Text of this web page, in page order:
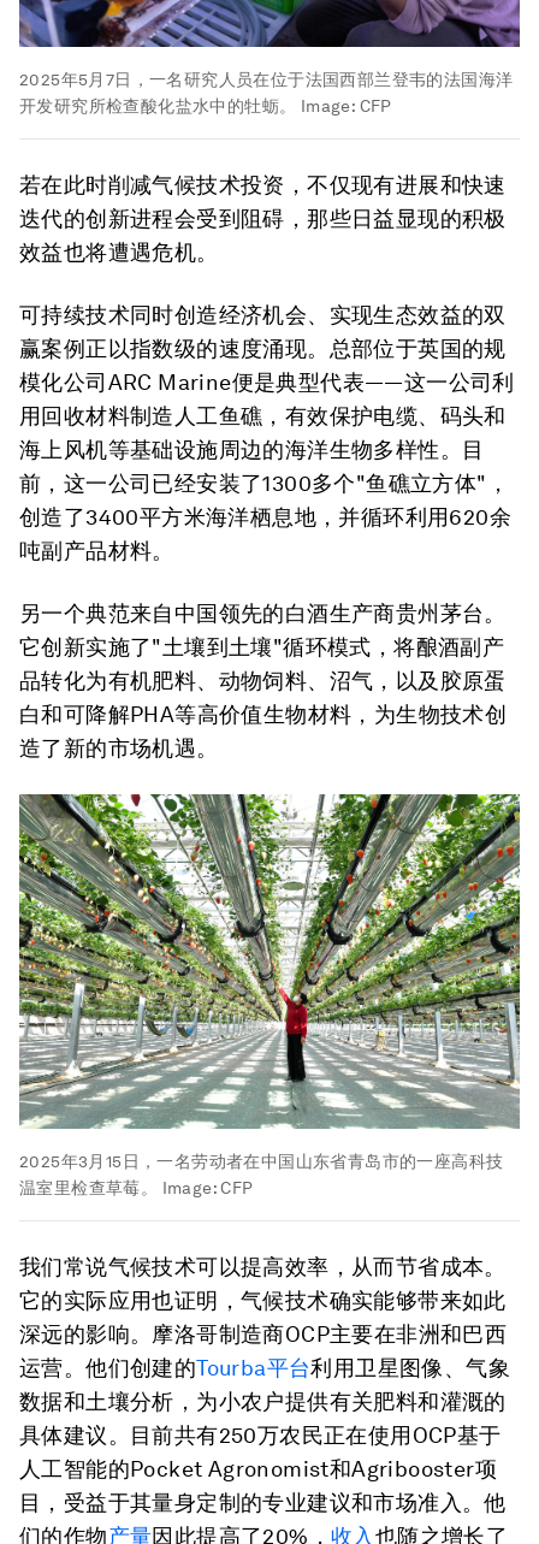
2025年5月7日，一名研究人员在位于法国西部兰登韦的法国海洋
开发研究所检查酸化盐水中的牡蛎。
Image: CFP
若在此时削减气候技术投资，不仅现有进展和快速
迭代的创新进程会受到阻碍，那些日益显现的积极
效益也将遭遇危机。
可持续技术同时创造经济机会、实现生态效益的双
赢案例正以指数级的速度涌现。总部位于英国的规
模化公司ARC Marine便是典型代表——这一公司利
用回收材料制造人工鱼礁，有效保护电缆、码头和
海上风机等基础设施周边的海洋生物多样性。目
前，这一公司已经安装了1300多个"鱼礁立方体"，
创造了3400平方米海洋栖息地，并循环利用620余
吨副产品材料。
另一个典范来自中国领先的白酒生产商贵州茅台。
它创新实施了"土壤到土壤"循环模式，将酿酒副产
品转化为有机肥料、动物饲料、沼气，以及胶原蛋
白和可降解PHA等高价值生物材料，为生物技术创
造了新的市场机遇。
2025年3月15日，一名劳动者在中国山东省青岛市的一座高科技
温室里检查草莓。
Image:CFP
我们常说气候技术可以提高效率，从而节省成本。
它的实际应用也证明，气候技术确实能够带来如此
深远的影响。摩洛哥制造商OCP主要在非洲和巴西
运营。他们创建的Tourba平台利用卫星图像、气象
数据和土壤分析，为小农户提供有关肥料和灌溉的
具体建议。目前共有250万农民正在使用OCP基于
人工智能的Pocket Agronomist和Agribooster项
目，受益于其量身定制的专业建议和市场准入。他
们的作物产量因此提高了20%，收入 也随之增长了